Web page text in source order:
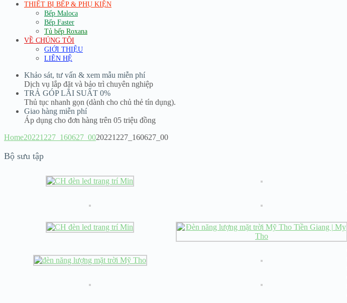
THIẾT BỊ BẾP & PHỤ KIỆN
Bếp Maloca
Bếp Faster
Tủ bếp Roxana
VỀ CHÚNG TÔI
GIỚI THIỆU
LIÊN HỆ
Khảo sát, tư vấn & xem mẫu miễn phí
Dịch vụ lắp đặt và bảo trì chuyên nghiệp
TRẢ GÓP LÃI SUẤT 0%
Thủ tục nhanh gọn (dành cho chủ thẻ tín dụng).
Giao hàng miễn phí
Áp dụng cho đơn hàng trên 05 triệu đồng
Home20221227_160627_0020221227_160627_00
Bộ sưu tập